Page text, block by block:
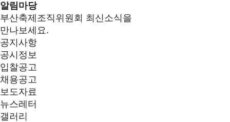
알림마당
부산축제조직위원회 최신소식을
만나보세요.
공지사항
공시정보
입찰공고
채용공고
보도자료
뉴스레터
갤러리